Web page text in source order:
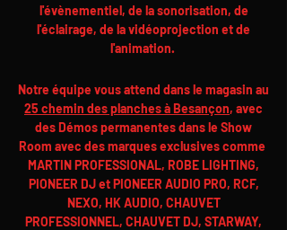
l'évènementiel, de la sonorisation, de
l'éclairage, de la vidéoprojection et de
l'animation.
Notre équipe vous attend dans le magasin au
25 chemin des planches à Besançon, avec
des Démos permanentes dans le Show
Room avec des marques exclusives comme
MARTIN PROFESSIONAL, ROBE LIGHTING,
PIONEER DJ et PIONEER AUDIO PRO, RCF,
NEXO, HK AUDIO, CHAUVET
PROFESSIONNEL, CHAUVET DJ, STARWAY,